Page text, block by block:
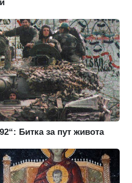
Битка за пут живота